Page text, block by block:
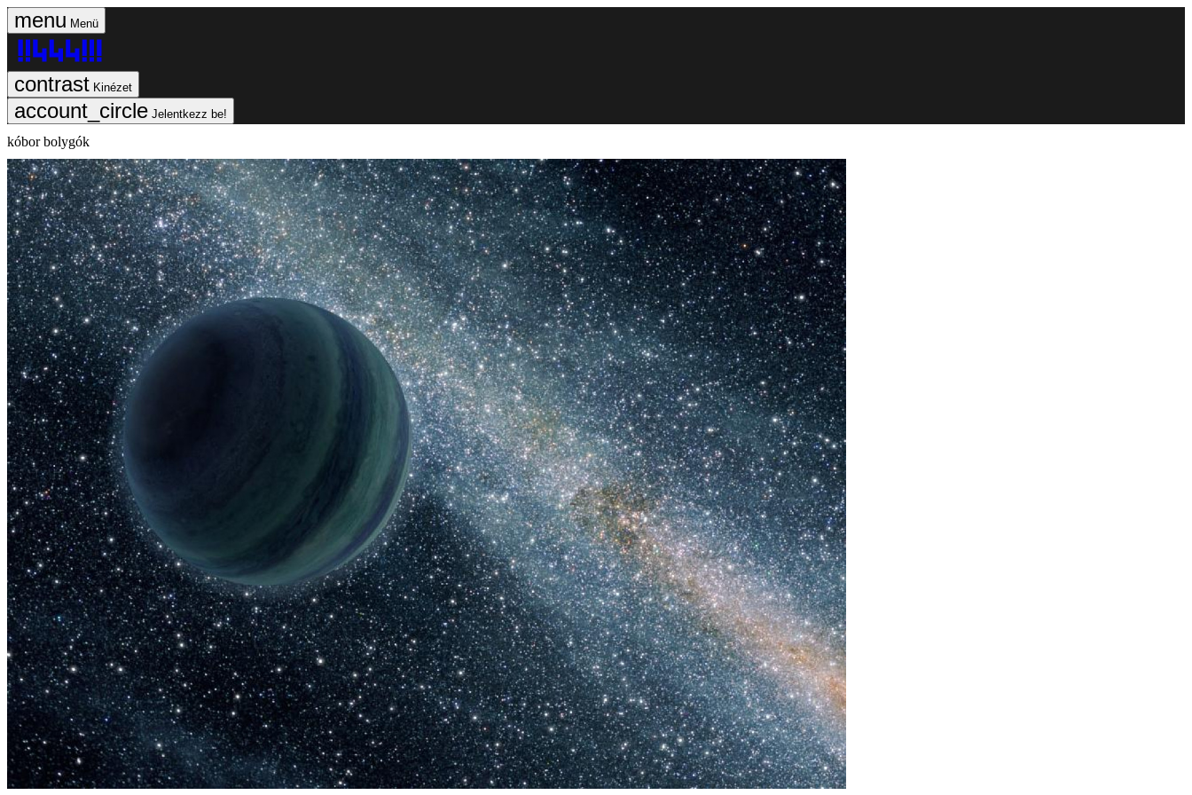
Menü
Kinézet
Jelentkezz be!
kóbor bolygók